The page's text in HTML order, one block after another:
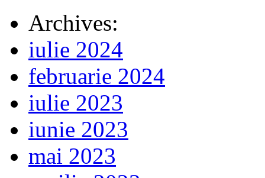
Archives:
iulie 2024
februarie 2024
iulie 2023
iunie 2023
mai 2023